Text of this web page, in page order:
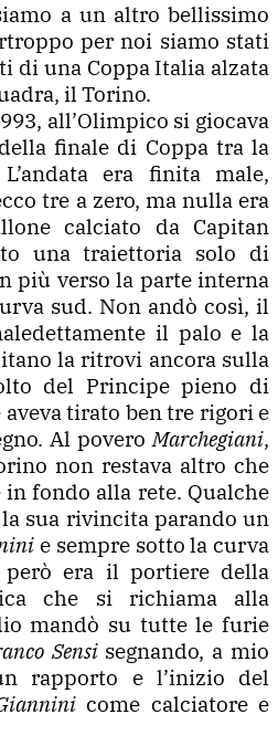
a un altro bellissimo
per noi siamo stati
di una Coppa Italia alzata
il Torino.
all’Olimpico si giocava
finale di Coppa tra la
era finita male,
tre a zero, ma nulla era
calciato da Capitan
una traiettoria solo di
più verso la parte interna
sud. Non andò così, il
il palo e la
la ritrovi ancora sulla
del Principe pieno di
aveva tirato ben tre rigori e
Al poveroMarchegiani,
non restava altro che
fondo alla rete. Qualche
sua rivincita parando un
e sempre sotto la curva
era il portiere della
che si richiama alla
mandò su tutte le furie
Sensisegnando, a mio
rapporto e l’inizio del
come calciatore e